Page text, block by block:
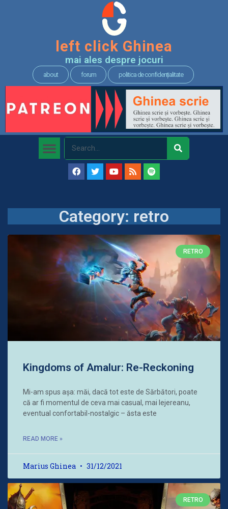
left click Ghinea
mai ales despre jocuri
about forum politica de confidențialitate
Category: retro
RETRO
Kingdoms of Amalur: Re-Reckoning
Mi-am spus așa: măi, dacă tot este de Sărbători, poate
că ar fi momentul de ceva mai casual, mai lejereanu,
eventual confortabil-nostalgic – ăsta este
READ MORE »
Marius Ghinea 31/12/2021
RETRO